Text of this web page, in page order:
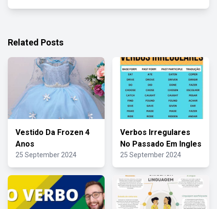
Related Posts
Vestido Da Frozen 4
Anos
25 September 2024
Verbos Irregulares
No Passado Em Ingles
25 September 2024